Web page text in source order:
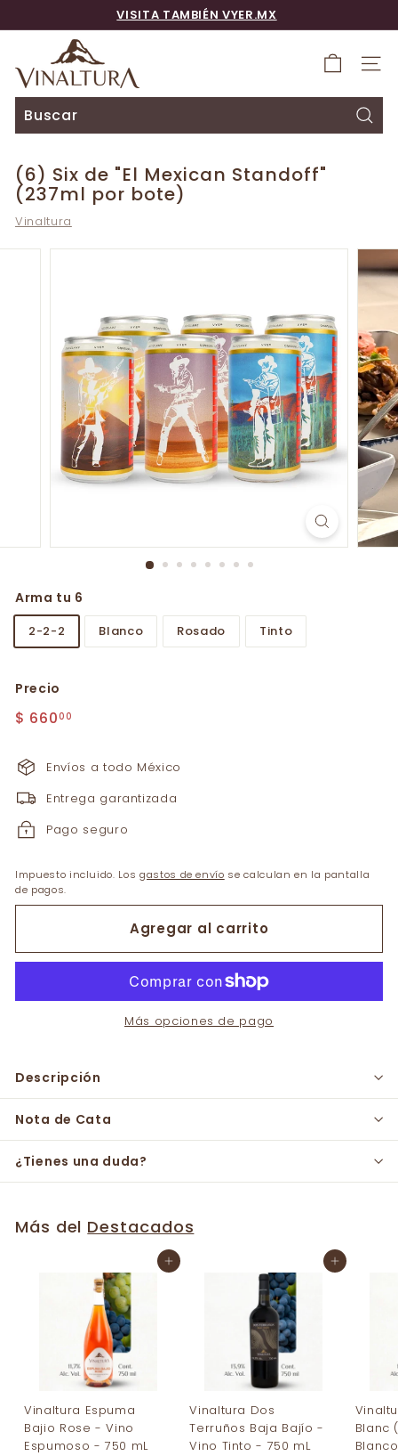
directamente
contenido
diapositivas
VISITA TAMBIÉN VYER.MX
i
n
a
l
t
u
r
a
(6) Six de "El Mexican Standoff"
(237ml por bote)
Vinaltura
Arma tu 6
2-2-2 Blanco Rosado Tinto
Precio
Precio
$ 660 00
Envíos a todo México
Entrega garantizada
Pago seguro
Impuesto incluido. Los gastos de envío se calculan en la pantalla
de pagos.
Agregar al carrito
Más opciones de pago
Descripción
Nota de Cata
¿Tienes una duda?
Más del Destacados
Agregar al carrito
Vinaltura Espuma
Bajio Rose - Vino
Espumoso - 750 mL
Agregar al carrito
Vinaltura Dos
Terruños Baja Bajío -
Vino Tinto - 750 mL
Blanc